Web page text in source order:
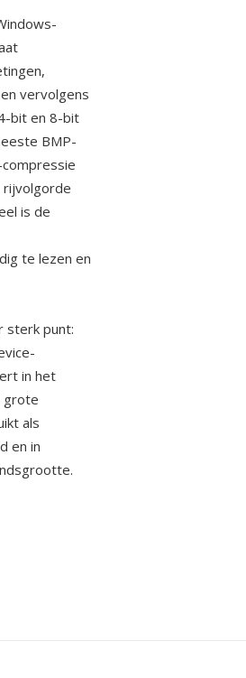
vervolgens
bit en 8-bit
BMP-
rijvolgorde
is de
te lezen en
sterk punt:
in het
grote
als
en in